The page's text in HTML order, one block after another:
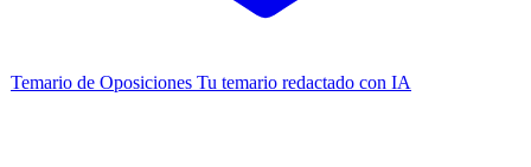
Temario de Oposiciones Tu temario redactado con IA